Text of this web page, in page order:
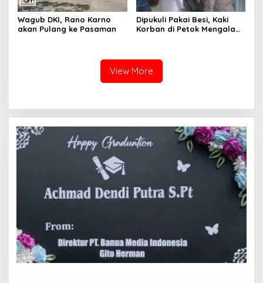
Wagub DKI, Rano Karno
akan Pulang ke Pasaman
Dipukuli Pakai Besi, Kaki
Korban di Petok Mengalami
View More